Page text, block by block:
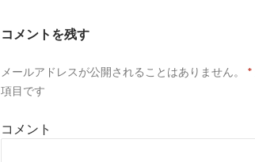
ゲ
シ
ン
コメントを残す
メールアドレスが公開されることはありません。 *
項目です
コメント